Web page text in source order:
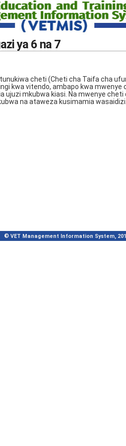
ya 6 na 7
cheti (Cheti cha Taifa cha
kwa vitendo, ambapo kwa mwenye
ujuzi mkubwa kiasi. Na mwenye cheti
na ataweza kusimamia wasaidizi.
© VET Management Information System,